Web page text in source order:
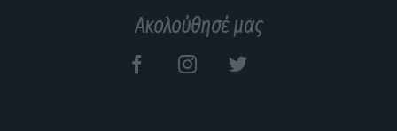
Ακολούθησέ μας